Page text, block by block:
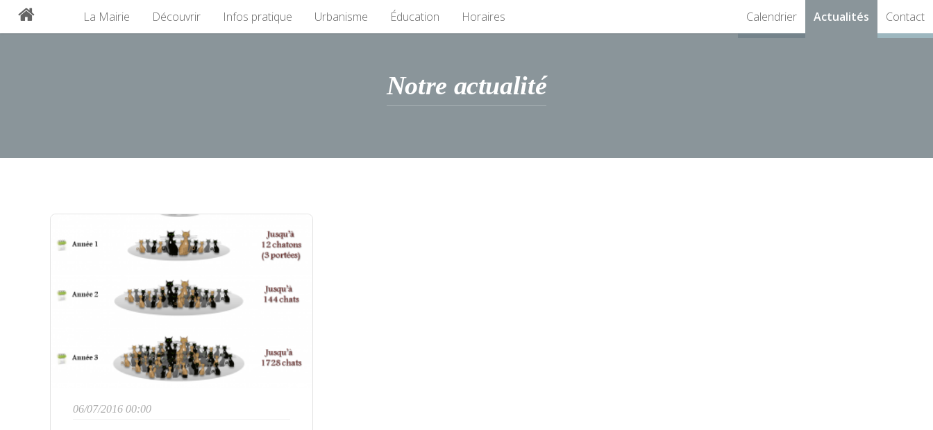
La Mairie Découvrir Infos pratique Urbanisme Éducation Horaires Calendrier Actualités Contact
Notre actualité
06/07/2016 00:00